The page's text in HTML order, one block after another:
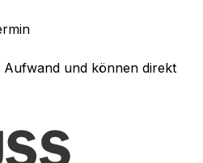
Aufwand und können direkt